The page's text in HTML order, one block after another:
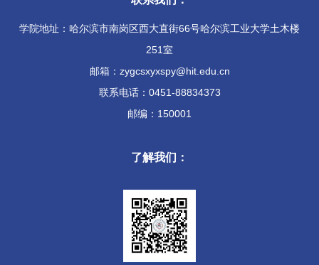
学院地址：哈尔滨市南岗区西大直街66号哈尔滨工业大学土木楼
251室
邮箱：zygcsxyxspy@hit.edu.cn
联系电话：0451-88834373
邮编：150001
了解我们：